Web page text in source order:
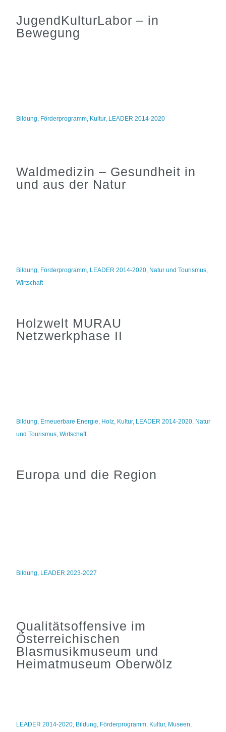
JugendKulturLabor – in
Bewegung
Bildung, Förderprogramm, Kultur, LEADER 2014-2020
Waldmedizin – Gesundheit in
und aus der Natur
Bildung, Förderprogramm, LEADER 2014-2020, Natur und Tourismus,
Wirtschaft
Holzwelt MURAU
Netzwerkphase II
Bildung, Erneuerbare Energie, Holz, Kultur, LEADER 2014-2020, Natur
und Tourismus,Wirtschaft
Europa und die Region
Bildung, LEADER 2023-2027
Qualitätsoffensive im
Österreichischen
Blasmusikmuseum und
Heimatmuseum Oberwölz
LEADER 2014-2020, Bildung, Förderprogramm, Kultur, Museen,